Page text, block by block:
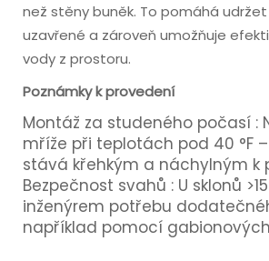
než stěny buněk. To pomáhá
uzavřené a zároveň umožňuje
vody z prostoru.
Poznámky k provedení
Montáž za studeného počasí :
mříže při teplotách pod 40 °F –
stává křehkým a náchylným k
Bezpečnost svahů : U sklonů
inženýrem potřebu
například pomocí